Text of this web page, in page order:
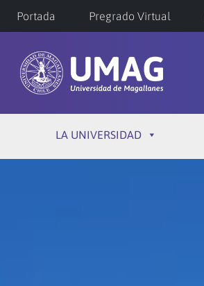
Portada Pregrado Virtual
LA UNIVERSIDAD